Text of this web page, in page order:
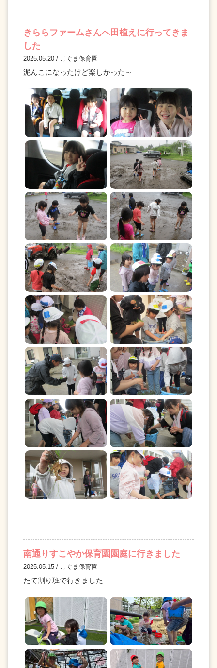
きららファームさんへ田植えに行ってきま
した
2025.05.20 / こぐま保育園
泥んこになったけど楽しかった～
南通りすこやか保育園園庭に行きました
2025.05.15 / こぐま保育園
たて割り班で行きました